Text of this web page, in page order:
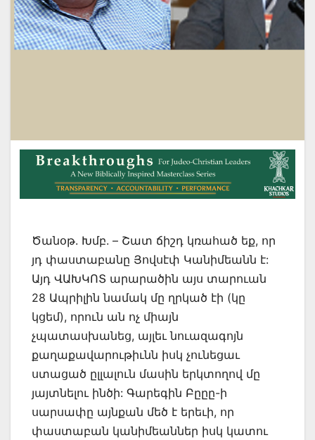
Ծանօթ. Խմբ. – Շատ ճիշդ կռահած եք, որ
յդ փաստաբանը Յովսէփ Կանիմեանն է:
Այդ ՎԱԽԿՈՏ արարածին այս տարուան
28 Ապրիլին նամակ մը ղրկած էի (կը
կցեմ), որուն ան ոչ միայն
չպատասխանեց, այլեւ նուազագոյն
քաղաքավարութիւնն իսկ չունեցաւ
ստացած ըլլալուն մասին երկտողով մը
յայտնելու ինծի: Գարեգին Բըըը-ի
սարսափը այնքան մեծ է երեւի, որ
փաստաբան կանիմեաններ իսկ կատու